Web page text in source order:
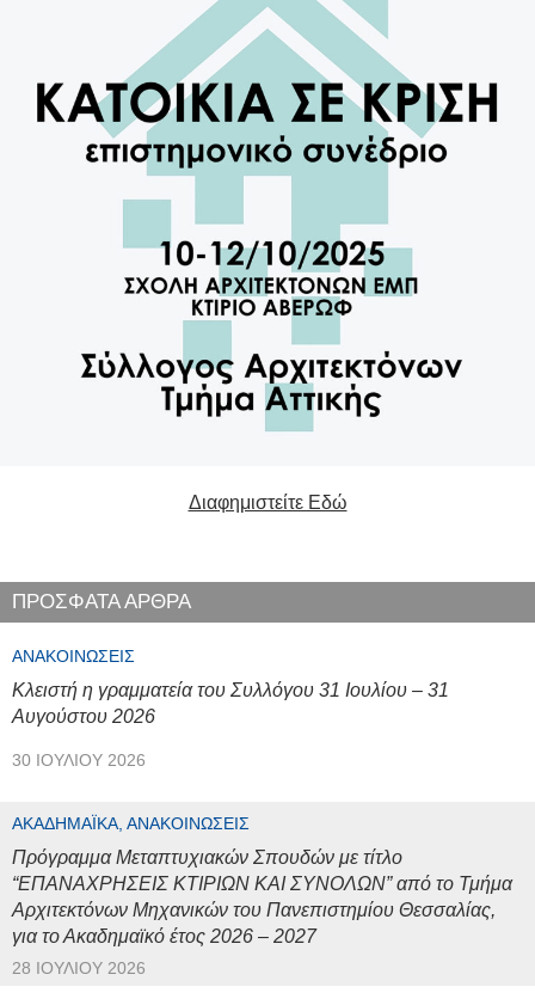
Διαφημιστείτε Εδώ
ΠΡΟΣΦΑΤΑ ΑΡΘΡΑ
ΑΝΑΚΟΙΝΏΣΕΙΣ
Κλειστή η γραμματεία του Συλλόγου 31 Ιουλίου – 31
Αυγούστου 2026
30 ΙΟΥΛΊΟΥ 2026
ΑΚΑΔΗΜΑΪΚΆ, ΑΝΑΚΟΙΝΏΣΕΙΣ
Πρόγραμμα Μεταπτυχιακών Σπουδών με τίτλο
“ΕΠΑΝΑΧΡΗΣΕΙΣ ΚΤΙΡΙΩΝ ΚΑΙ ΣΥΝΟΛΩΝ” από το Τμήμα
Αρχιτεκτόνων Μηχανικών του Πανεπιστημίου Θεσσαλίας,
για το Ακαδημαϊκό έτος 2026 – 2027
28 ΙΟΥΛΊΟΥ 2026